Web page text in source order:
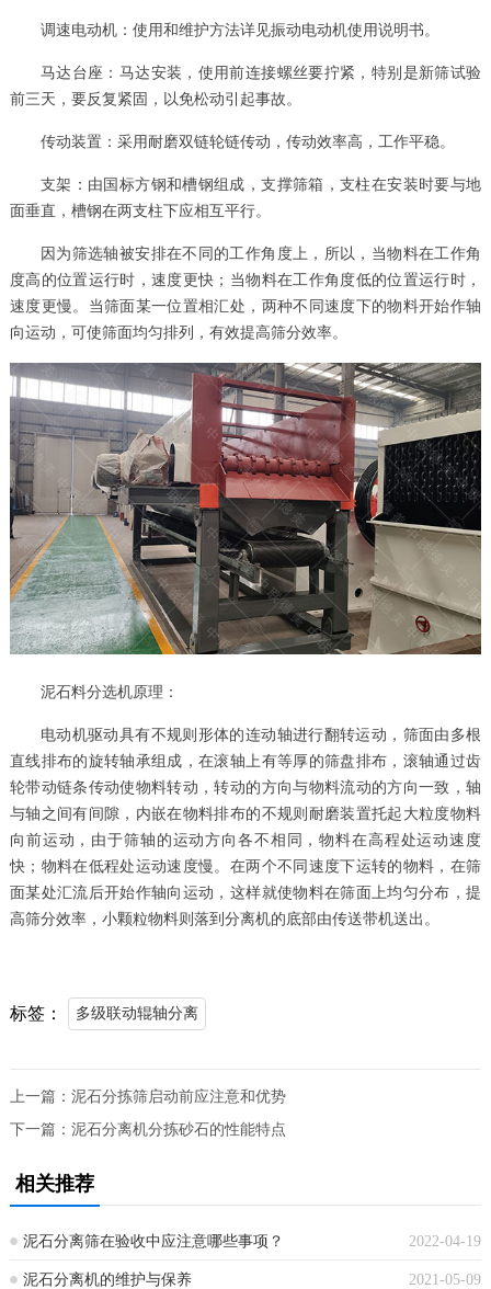
调速电动机：使用和维护方法详见振动电动机使用说明书。
马达台座：马达安装，使用前连接螺丝要拧紧，特别是新筛试验
前三天，要反复紧固，以免松动引起事故。
传动装置：采用耐磨双链轮链传动，传动效率高，工作平稳。
支架：由国标方钢和槽钢组成，支撑筛箱，支柱在安装时要与地
面垂直，槽钢在两支柱下应相互平行。
因为筛选轴被安排在不同的工作角度上，所以，当物料在工作角
度高的位置运行时，速度更快；当物料在工作角度低的位置运行时，
速度更慢。当筛面某一位置相汇处，两种不同速度下的物料开始作轴
向运动，可使筛面均匀排列，有效提高筛分效率。
泥石料分选机原理：
电动机驱动具有不规则形体的连动轴进行翻转运动，筛面由多根
直线排布的旋转轴承组成，在滚轴上有等厚的筛盘排布，滚轴通过齿
轮带动链条传动使物料转动，转动的方向与物料流动的方向一致，轴
与轴之间有间隙，内嵌在物料排布的不规则耐磨装置托起大粒度物料
向前运动，由于筛轴的运动方向各不相同，物料在高程处运动速度
快；物料在低程处运动速度慢。在两个不同速度下运转的物料，在筛
面某处汇流后开始作轴向运动，这样就使物料在筛面上均匀分布，提
高筛分效率，小颗粒物料则落到分离机的底部由传送带机送出。
标签： 多级联动辊轴分离
上一篇： 泥石分拣筛启动前应注意和优势
下一篇： 泥石分离机分拣砂石的性能特点
相关推荐
2022-04-19
泥石分离筛在验收中应注意哪些事项？
2021-05-09
泥石分离机的维护与保养